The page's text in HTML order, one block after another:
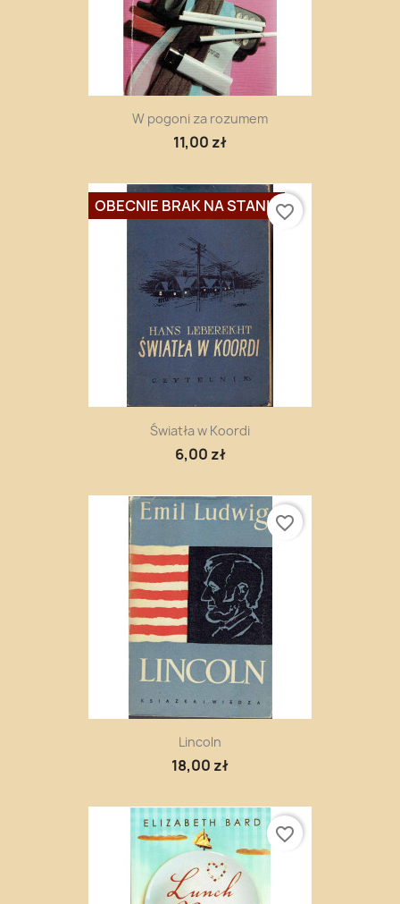
W pogoni za rozumem
11,00 zł
Światła w Koordi
6,00 zł
OBECNIE BRAK NA STANIEfavorite_border
Lincoln
18,00 zł
favorite_border
favorite_border